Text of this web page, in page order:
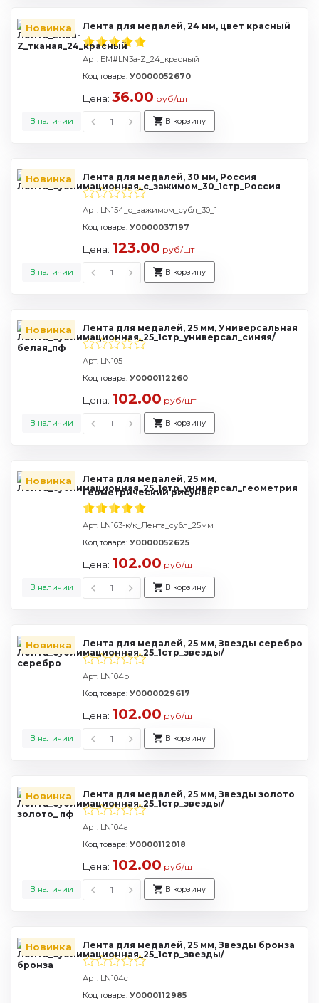
Новинка Лента для медалей, 24 мм, цвет красный
Арт. EM#LN3a-Z_24_красный
В наличии
Код товара: У0000052670
Цена: 36.00 руб/шт
В корзину
Новинка Лента для медалей, 30 мм, Россия
Арт. LN154_с_зажимом_субл_30_1
В наличии
Код товара: У0000037197
Цена: 123.00 руб/шт
В корзину
Новинка Лента для медалей, 25 мм, Универсальная
Арт. LN105
В наличии
Код товара: У0000112260
Цена: 102.00 руб/шт
В корзину
Новинка
Лента для медалей, 25 мм,
Геометрический рисунок
Арт. LN163-к/к_Лента_субл_25мм
В наличии
Код товара: У0000052625
Цена: 102.00 руб/шт
В корзину
Новинка Лента для медалей, 25 мм, Звезды серебро
Арт. LN104b
В наличии
Код товара: У0000029617
Цена: 102.00 руб/шт
В корзину
Новинка Лента для медалей, 25 мм, Звезды золото
Арт. LN104a
В наличии
Код товара: У0000112018
Цена: 102.00 руб/шт
В корзину
Новинка Лента для медалей, 25 мм, Звезды бронза
Арт. LN104c
Код товара: У0000112985